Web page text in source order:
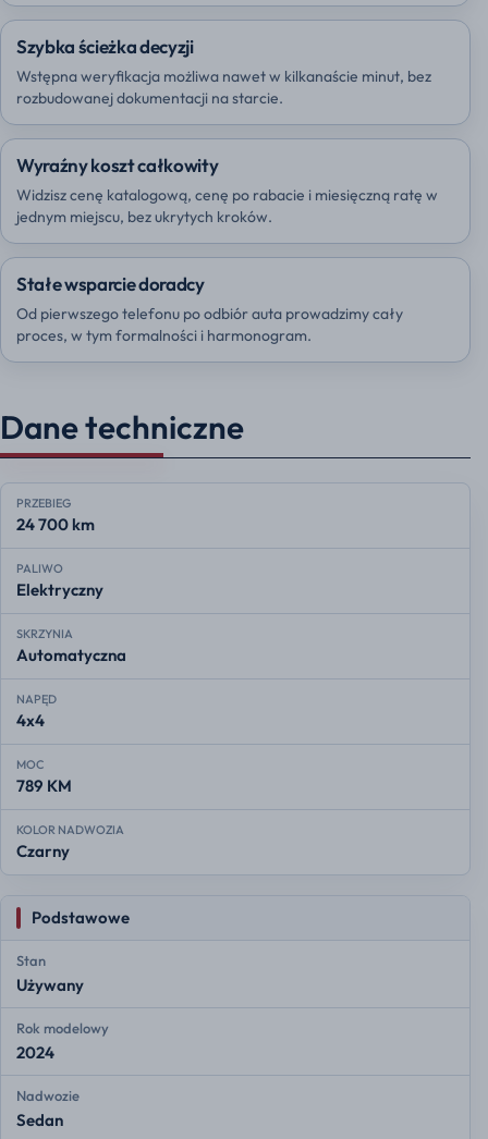
Szybka ścieżka decyzji
Wstępna weryfikacja możliwa nawet w kilkanaście minut, bez
rozbudowanej dokumentacji na starcie.
Wyraźny koszt całkowity
Widzisz cenę katalogową, cenę po rabacie i miesięczną ratę w
jednym miejscu, bez ukrytych kroków.
Stałe wsparcie doradcy
Od pierwszego telefonu po odbiór auta prowadzimy cały
proces, w tym formalności i harmonogram.
Dane techniczne
PRZEBIEG
24 700 km
PALIWO
Elektryczny
SKRZYNIA
Automatyczna
NAPĘD
4x4
MOC
789 KM
KOLOR NADWOZIA
Czarny
Podstawowe
Stan
Używany
Rok modelowy
2024
Nadwozie
Sedan